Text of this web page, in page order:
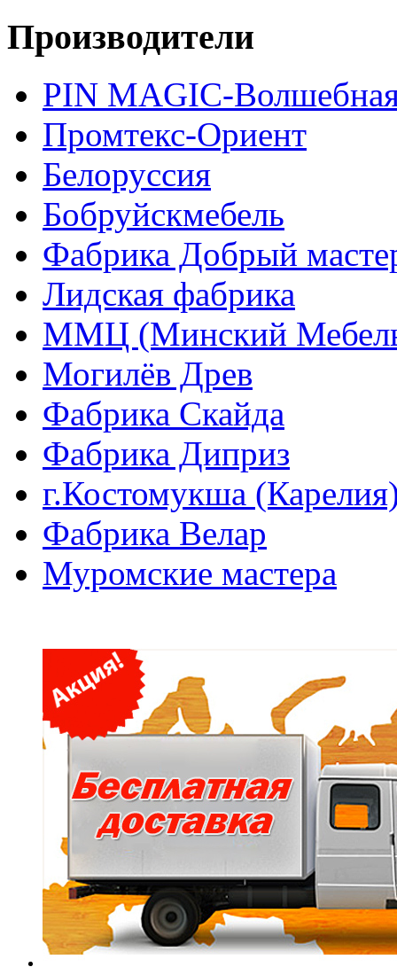
Производители
PIN MAGIС-
Промтекс-Ориент
Белоруссия
Бобруйскмебель
Фабрика Добрый
Лидская фабрика
ММЦ (Минский
Могилёв Древ
Фабрика Скайда
Фабрика Диприз
г.Костомукша
Фабрика Велар
Муромские мастера